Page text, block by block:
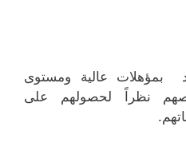
بمؤهلات عالية ومستوى
نظراً لحصولهم على